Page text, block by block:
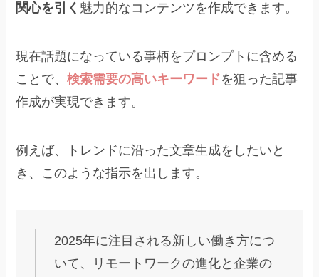
関心を引く 魅力的なコンテンツを作成できます。
現在話題になっている事柄をプロンプトに含める
ことで、検索需要の高いキーワードを狙った記事
作成が実現できます。
例えば、トレンドに沿った文章生成をしたいと
き、このような指示を出します。
2025年に注目される新しい働き方につ
いて、リモートワークの進化と企業の